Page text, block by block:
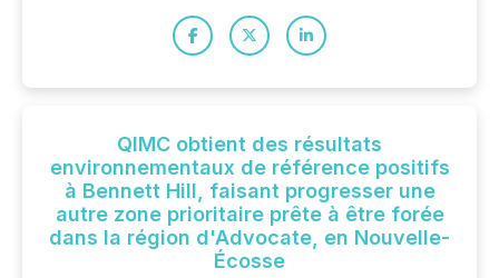
QIMC obtient des résultats
environnementaux de référence positifs
à Bennett Hill, faisant progresser une
autre zone prioritaire prête à être forée
dans la région d'Advocate, en Nouvelle-
Écosse